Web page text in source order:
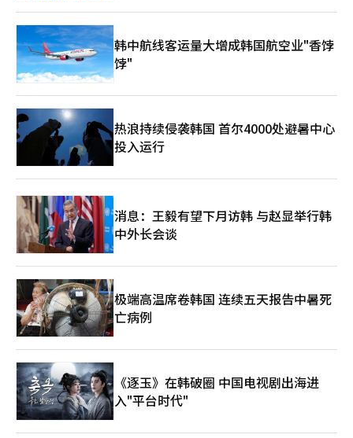
韩中航线客运量大增成韩国航空业"香饽
饽"
热浪持续侵袭韩国 首尔4000处避暑中心
投入运行
消息：王毅有望下月访韩 与赵显举行韩
中外长会谈
极端高温席卷韩国 连续五天报告中暑死
亡病例
《逐玉》在韩破圈 中国电视剧出海进
入"平台时代"